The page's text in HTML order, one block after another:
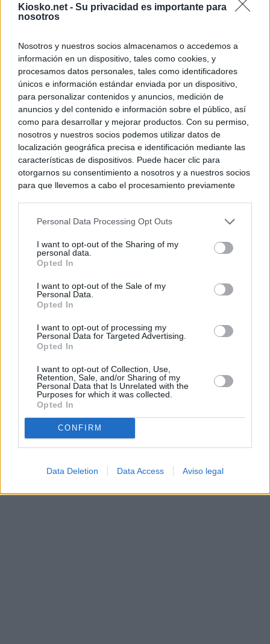
Kiosko.net - Su privacidad es importante para
nosotros
Nosotros y nuestros socios almacenamos o accedemos a
información en un dispositivo, tales como cookies, y
procesamos datos personales, tales como identificadores
únicos e información estándar enviada por un dispositivo,
para personalizar contenidos y anuncios, medición de
anuncios y del contenido e información sobre el público, así
como para desarrollar y mejorar productos. Con su permiso,
nosotros y nuestros socios podemos utilizar datos de
localización geográfica precisa e identificación mediante las
características de dispositivos. Puede hacer clic para
otorgarnos su consentimiento a nosotros y a nuestros socios
para que llevemos a cabo el procesamiento previamente
negar su consentimiento. Tenga en cuenta que algún
de su consentimiento, pero usted tiene el derecho de
rechazar tal procesamiento. Sus preferencias se aplicarán
cualquier momento entrando de nuevo en este sitio web o
visitando nuestra política de privacidad.
Personal Data Processing Opt Outs
I want to opt-out of the Sharing of my
personal data.
Opted In
I want to opt-out of the Sale of my
Personal Data.
Opted In
I want to opt-out of processing my
Personal Data for Targeted Advertising.
Opted In
I want to opt-out of Collection, Use,
Retention, Sale, and/or Sharing of my
Personal Data that Is Unrelated with the
Purposes for which it was collected.
Opted In
CONFIRM
Data Deletion Data Access Aviso legal